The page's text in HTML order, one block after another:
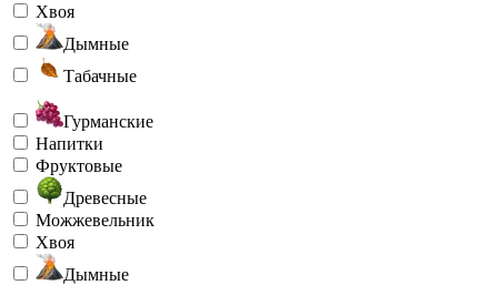
Хвоя
Дымные
Табачные
Гурманские
Напитки
Фруктовые
Древесные
Можжевельник
Хвоя
Дымные